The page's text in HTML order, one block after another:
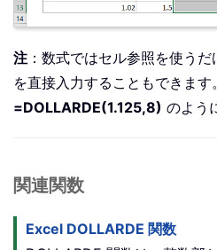
注 ：数式ではセル参照を使う
を直接入力することもできます
=DOLLARDE(1.125,8) のよう
関連関数
Excel DOLLARDE 関数